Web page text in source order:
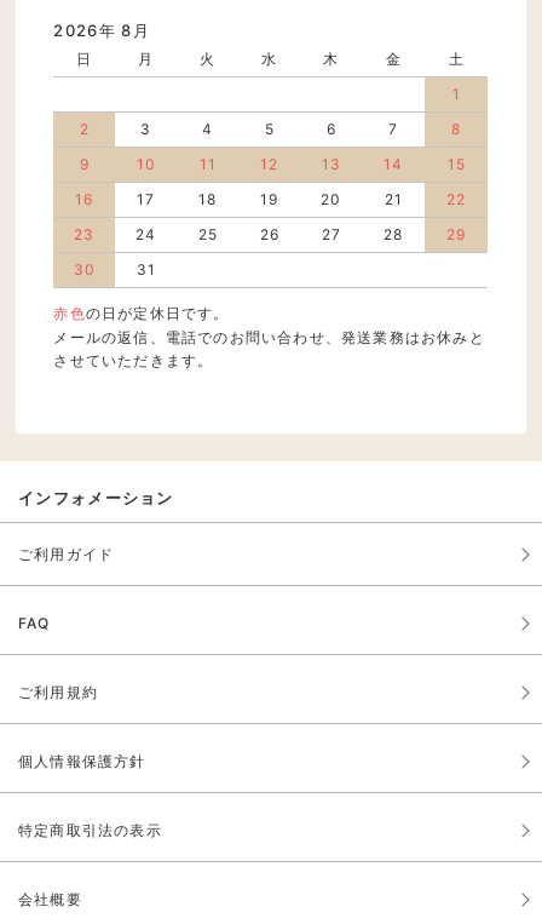
2026年 8月
日 月 火 水 木 金
土
1
2
3 4 5 6 7
8
9
10 11 12 13 14
15
16
17 18 19 20 21
22
23
24 25 26 27 28
29
30
31
赤色の日が定休日です。
メールの返信、電話でのお問い合わせ、発送業務はお休みと
させていただきます。
インフォメーション
ご利用ガイド
FAQ
ご利用規約
個人情報保護方針
特定商取引法の表示
会社概要